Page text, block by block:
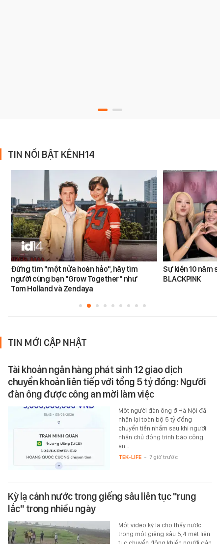
TIN NỔI BẬT KÊNH14
Đừng tìm "một nửa hoàn hảo", hãy tìm
người cùng bạn "Grow Together" như
Tom Holland và Zendaya
Sự kiện 10 năm
BLACKPINK
TIN MỚI CẬP NHẬT
Tài khoản ngân hàng phát sinh 12 giao dịch
chuyển khoản liên tiếp với tổng 5 tỷ đồng: Người
đàn ông được công an mời làm việc
Một người đàn ông ở Hà Nội đã
nhận lại toàn bộ 5 tỷ đồng
chuyển tiền nhầm sau khi người
nhận chủ động trình báo công
an…
TEK-LIFE - 7 giờ trước
Kỳ lạ cảnh nước trong giếng sâu liên tục "rung
lắc" trong nhiều ngày
Một video kỳ lạ cho thấy nước
trong một giếng sâu 5,4 mét liên